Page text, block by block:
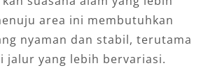
area ini membutuhkan
nyaman dan stabil, terutama
jalur yang lebih bervariasi.